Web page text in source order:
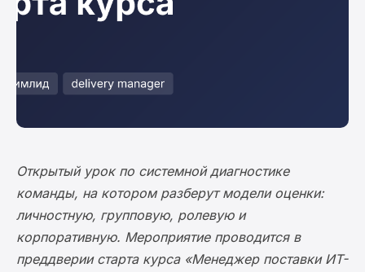
Открытый урок по системной диагностике
команды, на котором разберут модели оценки:
личностную, групповую, ролевую и
корпоративную. Мероприятие проводится в
преддверии старта курса «Менеджер поставки ИТ-